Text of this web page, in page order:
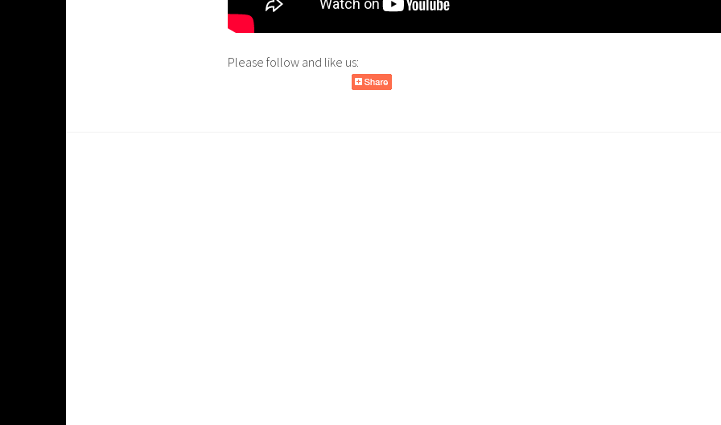
Please follow and like us: